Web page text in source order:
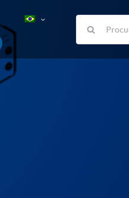
Buscar
resultados
para: